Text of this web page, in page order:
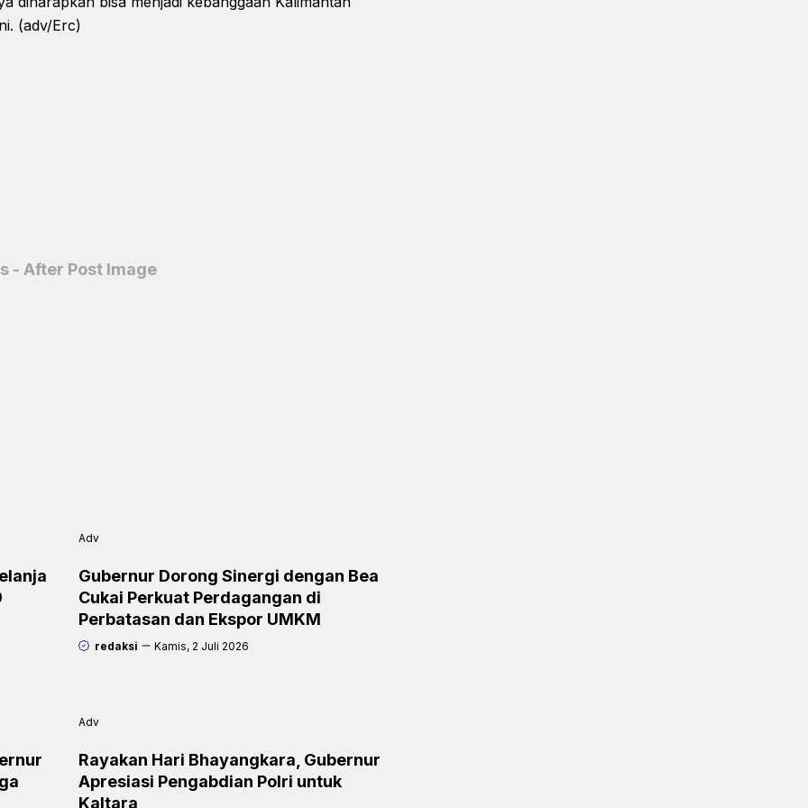
(adv/Erc)
- After Post Image
Adv
Gubernur Dorong Sinergi dengan Bea
Cukai Perkuat Perdagangan di
Perbatasan dan Ekspor UMKM
redaksi Kamis, 2 Juli 2026
Adv
Rayakan Hari Bhayangkara, Gubernur
Apresiasi Pengabdian Polri untuk
Kaltara